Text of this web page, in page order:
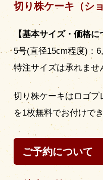
切り株ケーキ（シ
【基本サイズ・価格に
5号(直径15cm程度)：
特注サイズは承れませ
切り株ケーキはロゴプ
を1枚無料でお付けで
ご予約について